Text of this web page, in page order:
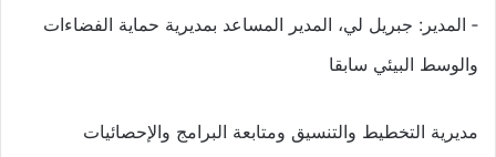
‐ المدير: جبريل لي، المدير المساعد بمديرية حماية الفضاءات
والوسط البيئي سابقا
مديرية التخطيط والتنسيق ومتابعة البرامج والإحصائيات